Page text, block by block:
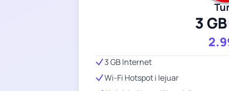
3 GB
3 GB Internet
Wi-Fi Hotspot i lejuar